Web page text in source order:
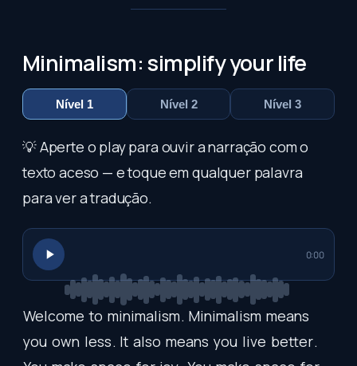
Minimalism: simplify your life
Nível 1 Nível 2 Nível 3
💡 Aperte o play para ouvir a narração com o
texto aceso — e toque em qualquer palavra
para ver a tradução.
0:00
Welcome to minimalism. Minimalism means
you own less. It also means you live better.